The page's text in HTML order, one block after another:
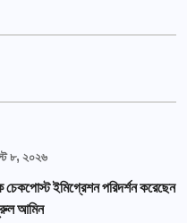
৮, ২০২৬
ইমিগ্রেশন পরিদর্শন করেছেন
আমিন